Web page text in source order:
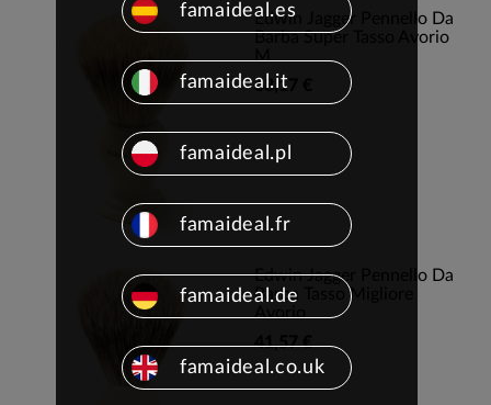
Edwin Jagger Pennello Da
Barba Super Tasso Avorio
68,17 €
Edwin Jagger Pennello Da
Barba Tasso Migliore
41,57 €
famaideal.es
famaideal.it
famaideal.pl
famaideal.fr
famaideal.de
famaideal.co.uk